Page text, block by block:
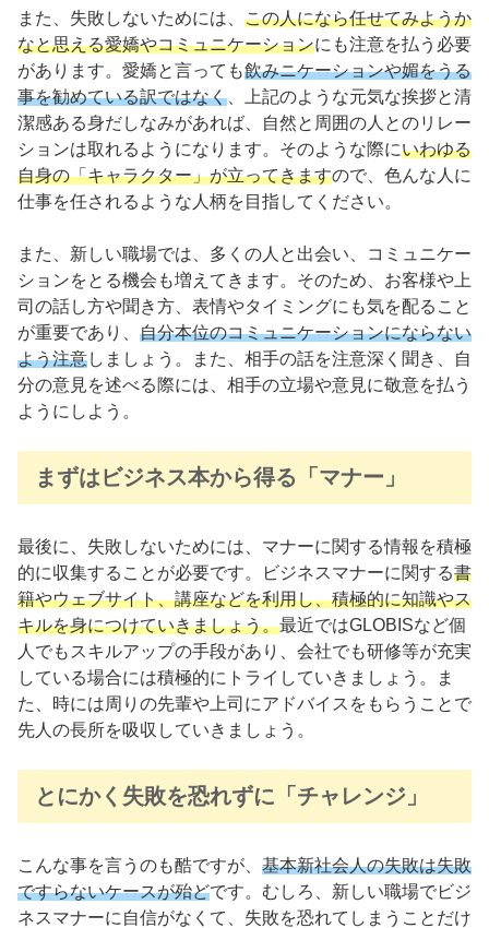
また、失敗しないためには、 この人になら任せてみようか
なと思える愛嬌やコミュニケーションにも注意を払う必要
があります。愛嬌と言っても飲みニケーションや媚をうる
事を勧めている訳ではなく 、上記のような元気な挨拶と清
潔感ある身だしなみがあれば、自然と周囲の人とのリレー
ションは取れるようになります。そのような際にいわゆる
自身の「キャラクター」が立ってきますので、色んな人に
仕事を任されるような人柄を目指してください。
また、新しい職場では、多くの人と出会い、コミュニケー
ションをとる機会も増えてきます。そのため、お客様や上
司の話し方や聞き方、表情やタイミングにも気を配ること
が重要であり、 自分本位のコミュニケーションにならない
よう注意しましょう。また、相手の話を注意深く聞き、自
分の意見を述べる際には、相手の立場や意見に敬意を払う
ようにしよう。
まずはビジネス本から得る「マナー」
最後に、失敗しないためには、マナーに関する情報を積極
的に収集することが必要です。ビジネスマナーに関する書
籍やウェブサイト、講座などを利用し、積極的に知識やス
キルを身につけていきましょう。最近ではGLOBISなど個
人でもスキルアップの手段があり、会社でも研修等が充実
している場合には積極的にトライしていきましょう。ま
た、時には周りの先輩や上司にアドバイスをもらうことで
先人の長所を吸収していきましょう。
とにかく失敗を恐れずに「チャレンジ」
こんな事を言うのも酷ですが、 基本新社会人の失敗は失敗
ですらないケースが殆どです。むしろ、新しい職場でビジ
ネスマナーに自信がなくて、失敗を恐れてしまうことだけ